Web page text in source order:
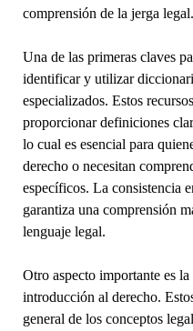
comprensión de la jerga legal.
Una de las primeras claves
identificar y utilizar
especializados. Estos
proporcionar definiciones
lo cual es esencial para
derecho o necesitan
específicos. La consistencia
garantiza una comprensión
lenguaje legal.
Otro aspecto importante es
introducción al derecho.
general de los conceptos